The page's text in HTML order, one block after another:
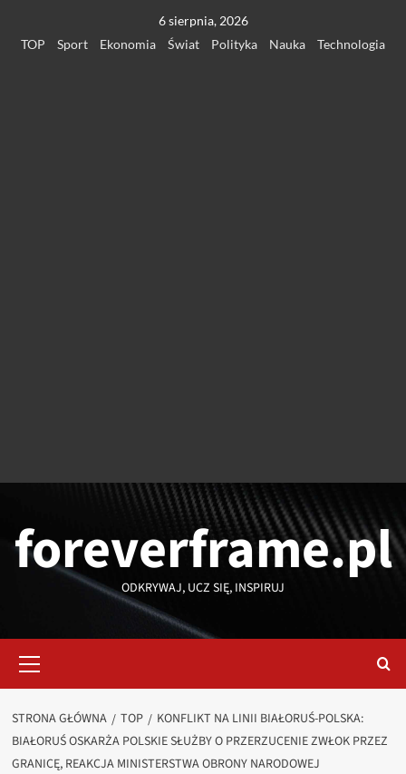
6 sierpnia, 2026
TOP
Sport Ekonomia Świat Polityka Nauka Technologia
foreverframe.pl
ODKRYWAJ, UCZ SIĘ, INSPIRUJ
główne
STRONA GŁÓWNA TOP
KONFLIKT NA LINII BIAŁORUŚ-POLSKA:
BIAŁORUŚ OSKARŻA POLSKIE SŁUŻBY O PRZERZUCENIE ZWŁOK PRZEZ
GRANICĘ, REAKCJA MINISTERSTWA OBRONY NARODOWEJ